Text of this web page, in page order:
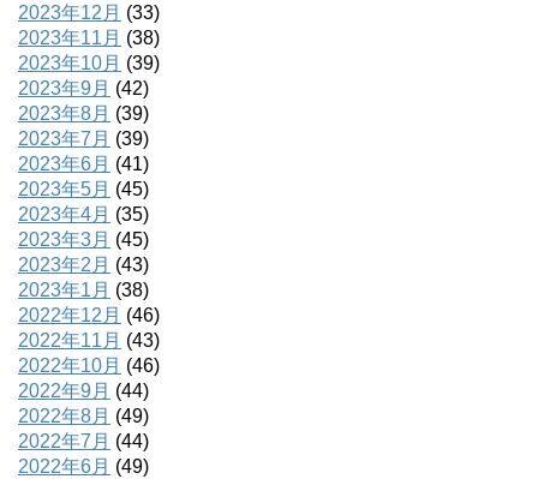
2023年12月 (33)
2023年11月 (38)
2023年10月 (39)
2023年9月 (42)
2023年8月 (39)
2023年7月 (39)
2023年6月 (41)
2023年5月 (45)
2023年4月 (35)
2023年3月 (45)
2023年2月 (43)
2023年1月 (38)
2022年12月 (46)
2022年11月 (43)
2022年10月 (46)
2022年9月 (44)
2022年8月 (49)
2022年7月 (44)
2022年6月 (49)